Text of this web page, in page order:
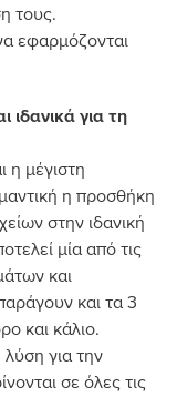
τους.
εφαρμόζονται
ιδανικά για τη
η μέγιστη
η προσθήκη
στην ιδανική
μία από τις
και
και τα 3
και κάλιο.
για την
σε όλες τις